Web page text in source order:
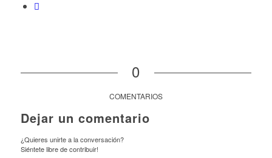
0
COMENTARIOS
Dejar un comentario
¿Quieres unirte a la conversación?
Siéntete libre de contribuir!